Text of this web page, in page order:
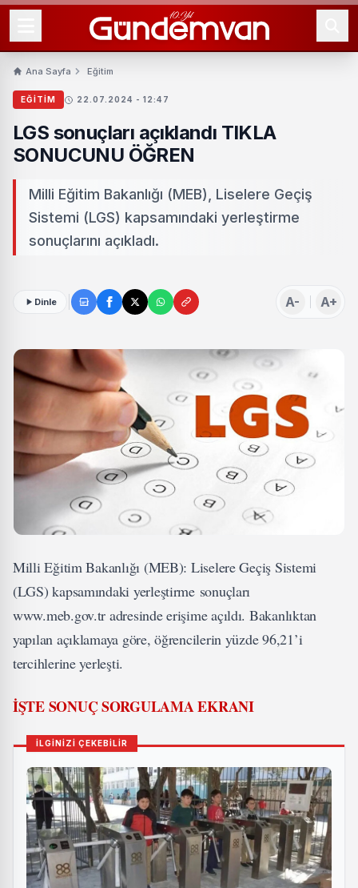
Ana Sayfa Eğitim
EĞITIM 22.07.2024 - 12:47
LGS sonuçları açıklandı TIKLA
SONUCUNU ÖĞREN
Milli Eğitim Bakanlığı (MEB), Liselere Geçiş
Sistemi (LGS) kapsamındaki yerleştirme
sonuçlarını açıkladı.
Dinle A- A+
Milli Eğitim Bakanlığı (MEB): Liselere Geçiş Sistemi
(LGS) kapsamındaki yerleştirme sonuçları
www.meb.gov.tr adresinde erişime açıldı. Bakanlıktan
yapılan açıklamaya göre, öğrencilerin yüzde 96,21’i
tercihlerine yerleşti.
İŞTE SONUÇ SORGULAMA EKRANI
İLGİNİZİ ÇEKEBİLİR